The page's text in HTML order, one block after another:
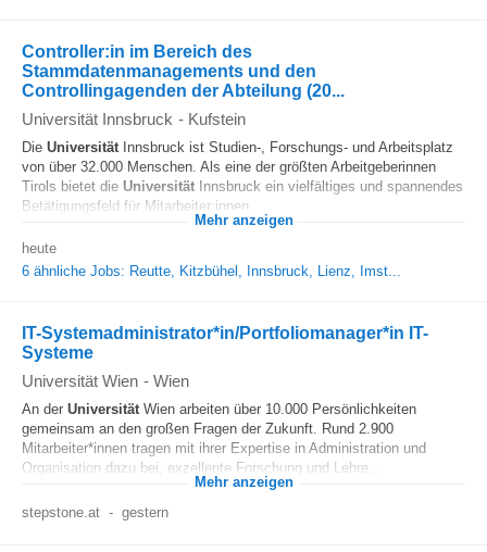
Controller:in im Bereich des
Stammdatenmanagements und den
Controllingagenden der Abteilung (20...
Universität Innsbruck - Kufstein
Die UniversitätInnsbruck ist Studien-, Forschungs- und Arbeitsplatz
von über 32.000 Menschen. Als eine der größten Arbeitgeberinnen
Tirols bietet die Universität Innsbruck ein vielfältiges und spannendes
Betätigungsfeld für Mitarbeiter:innen...
Mehr anzeigen
heute
6 ähnliche Jobs: Reutte, Kitzbühel, Innsbruck, Lienz, Imst...
IT-Systemadministrator*in/Portfoliomanager*in IT-
Systeme
Universität Wien - Wien
An der UniversitätWien arbeiten über 10.000 Persönlichkeiten
gemeinsam an den großen Fragen der Zukunft. Rund 2.900
Mitarbeiter*innen tragen mit ihrer Expertise in Administration und
Organisation dazu bei, exzellente Forschung und Lehre...
Mehr anzeigen
stepstone.at - gestern